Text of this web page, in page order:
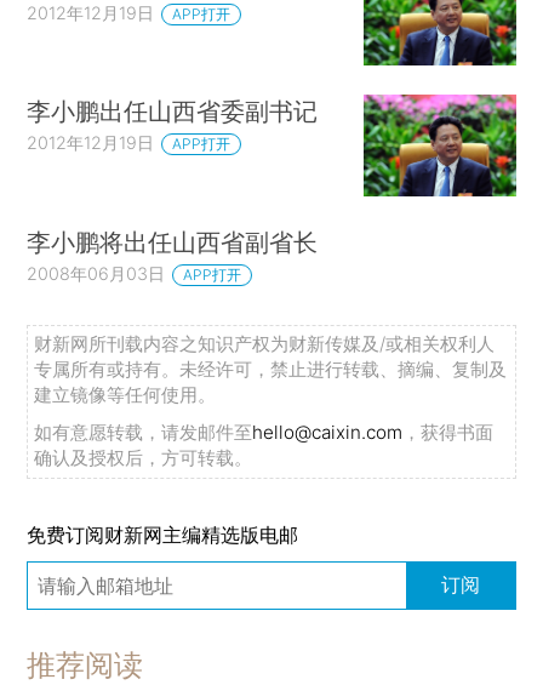
2012年12月19日 APP打开
李小鹏出任山西省委副书记
2012年12月19日 APP打开
李小鹏将出任山西省副省长
2008年06月03日 APP打开
财新网所刊载内容之知识产权为财新传媒及/或相关权利人
专属所有或持有。未经许可，禁止进行转载、摘编、复制及
建立镜像等任何使用。
如有意愿转载，请发邮件至hello@caixin.com ，获得书面
确认及授权后，方可转载。
免费订阅财新网主编精选版电邮
订阅
推荐阅读